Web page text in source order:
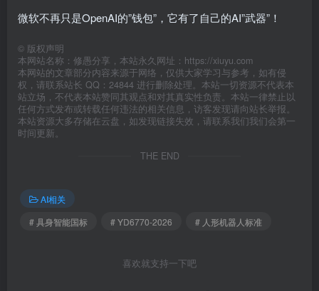
微软不再只是OpenAI的”钱包”，它有了自己的AI”武器”！
© 版权声明
本网站名称：修愚分享，本站永久网址：https://xiuyu.com
本网站的文章部分内容来源于网络，仅供大家学习与参考，如有侵
权，请联系站长 QQ：24844 进行删除处理。本站一切资源不代表本
站立场，不代表本站赞同其观点和对其真实性负责。本站一律禁止以
任何方式发布或转载任何违法的相关信息，访客发现请向站长举报。
本站资源大多存储在云盘，如发现链接失效，请联系我们我们会第一
时间更新。
THE END
AI相关
# 具身智能国标
# YD6770-2026 # 人形机器人标准
喜欢就支持一下吧